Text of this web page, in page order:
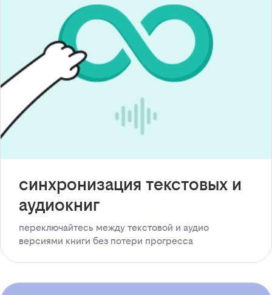
синхронизация текстовых и
аудиокниг
переключайтесь между текстовой и аудио
версиями книги без потери прогресса